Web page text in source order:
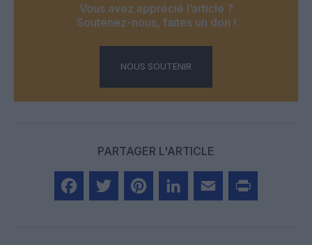
Vous avez apprécié l’article ?
Soutenez-nous, faites un don !
NOUS SOUTENIR
PARTAGER L'ARTICLE